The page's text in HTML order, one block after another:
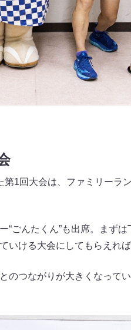
1回大会は、ファミリーラ
“ごんたくん”も出席。まず
ける大会にしてもらえれば
のつながりが大きくなって